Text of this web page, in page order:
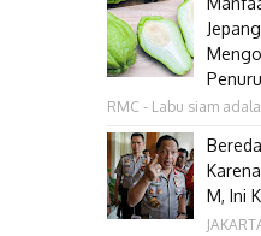
RMC - Labu siam
M, Ini